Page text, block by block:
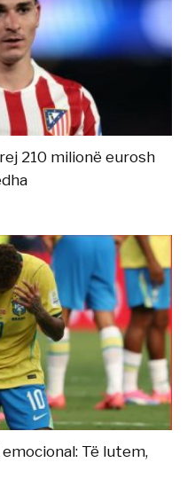
210 milionë eurosh
Të lutem,